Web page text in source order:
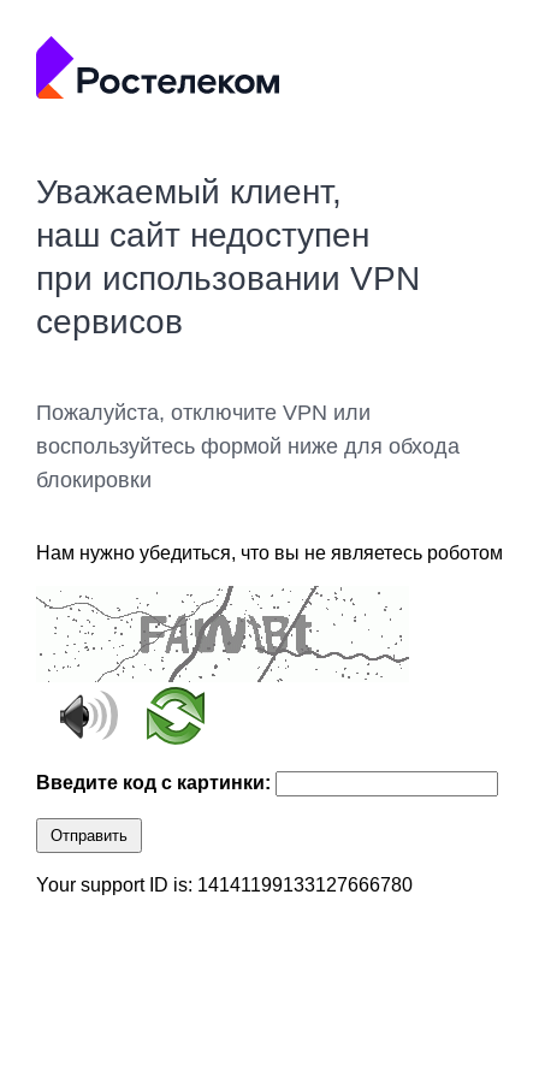
Уважаемый клиент,
наш сайт недоступен
при использовании VPN
сервисов
Пожалуйста, отключите VPN или
воспользуйтесь формой ниже для обхода
блокировки
Нам нужно убедиться, что вы не являетесь роботом
Введите код с картинки:
Отправить
Your support ID is: 14141199133127666780